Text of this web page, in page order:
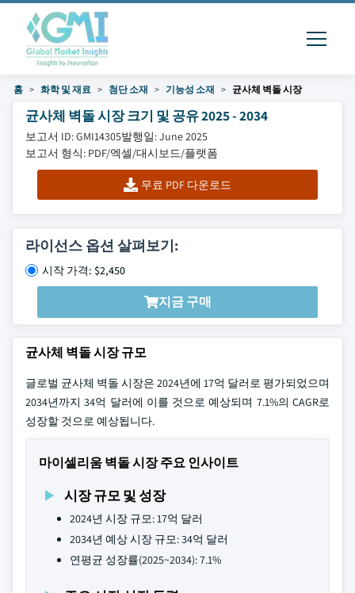
홈 화학 및 재료 첨단 소재 기능성 소재 균사체 벽돌 시장
균사체 벽돌 시장 크기 및 공유 2025 - 2034
보고서 ID: GMI14305발행일: June 2025
보고서 형식: PDF/엑셀/대시보드/플랫폼
무료 PDF 다운로드
라이선스 옵션 살펴보기:
시작 가격: $2,450
지금 구매
균사체 벽돌 시장 규모
글로벌 균사체 벽돌 시장은 2024년에 17억 달러로 평가되었으며
2034년까지 34억 달러에 이를 것으로 예상되며 7.1%의 CAGR로
성장할 것으로 예상됩니다.
마이셀리움 벽돌 시장 주요 인사이트
시장 규모 및 성장
2024년 시장 규모: 17억 달러
2034년 예상 시장 규모: 34억 달러
연평균 성장률(2025~2034): 7.1%